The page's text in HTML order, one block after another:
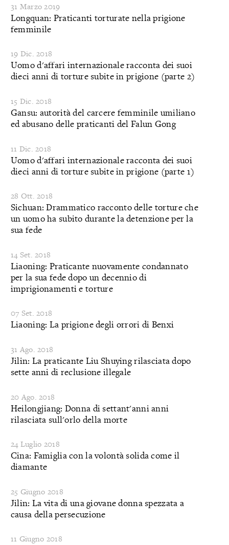
31 Marzo 2019
Longquan: Praticanti torturate nella prigione
femminile
19 Dic. 2018
Uomo d'affari internazionale racconta dei suoi
dieci anni di torture subite in prigione (parte 2)
15 Dic. 2018
Gansu: autorità del carcere femminile umiliano
ed abusano delle praticanti del Falun Gong
11 Dic. 2018
Uomo d'affari internazionale racconta dei suoi
dieci anni di torture subite in prigione (parte 1)
28 Ott. 2018
Sichuan: Drammatico racconto delle torture che
un uomo ha subito durante la detenzione per la
sua fede
14 Set. 2018
Liaoning: Praticante nuovamente condannato
per la sua fede dopo un decennio di
imprigionamenti e torture
07 Set. 2018
Liaoning: La prigione degli orrori di Benxi
31 Ago. 2018
Jilin: La praticante Liu Shuying rilasciata dopo
sette anni di reclusione illegale
20 Ago. 2018
Heilongjiang: Donna di settant'anni anni
rilasciata sull'orlo della morte
24 Luglio 2018
Cina: Famiglia con la volontà solida come il
diamante
25 Giugno 2018
Jilin: La vita di una giovane donna spezzata a
causa della persecuzione
11 Giugno 2018